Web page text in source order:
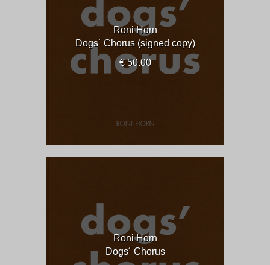
Roni Horn
Dogs´ Chorus (signed copy)
€ 50.00
Roni Horn
Dogs´ Chorus